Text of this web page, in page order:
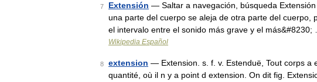
7 Extensión — Saltar a navegación, búsqueda
una parte del cuerpo se aleja de otra parte del cuerpo,
el intervalo entre el sonido más grave y el más&#8230;
Wikipedia Español
8 extension — Extension. s. f. v. Estenduë, Tout corps a
quantité, où il n y a point d extension. On dit fig.